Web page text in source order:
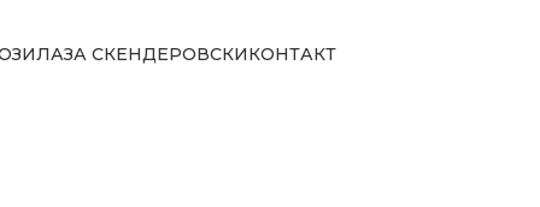
ЗА СКЕНДЕРОВСКИКОНТАКТ